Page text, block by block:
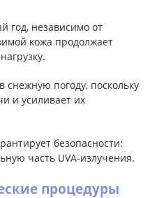
год, независимо от
кожа продолжает
снежную погоду, поскольку
и усиливает их
безопасности:
часть UVA-излучения.
процедуры